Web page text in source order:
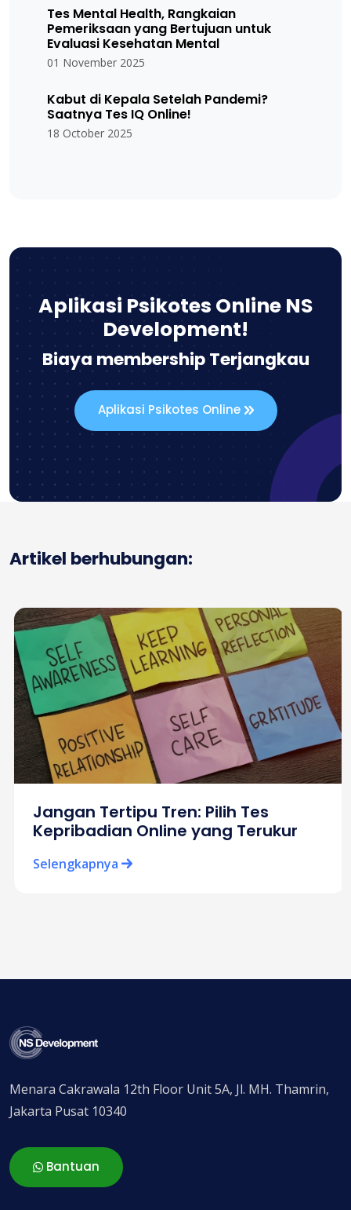
Tes Mental Health, Rangkaian
Pemeriksaan yang Bertujuan untuk
Evaluasi Kesehatan Mental
01 November 2025
Kabut di Kepala Setelah Pandemi?
Saatnya Tes IQ Online!
18 October 2025
Aplikasi Psikotes Online NS
Development!
Biaya membership Terjangkau
Aplikasi Psikotes Online
Artikel berhubungan:
Jangan Tertipu Tren: Pilih Tes
Kepribadian Online yang Terukur
Selengkapnya
Menara Cakrawala 12th Floor Unit 5A, Jl. MH. Thamrin,
Jakarta Pusat 10340
Bantuan